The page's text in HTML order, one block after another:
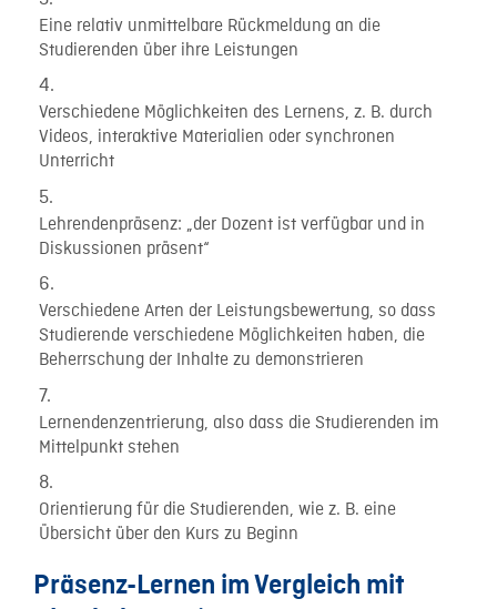
Eine relativ unmittelbare Rückmeldung an die
Studierenden über ihre Leistungen
Verschiedene Möglichkeiten des Lernens, z. B. durch
Videos, interaktive Materialien oder synchronen
Unterricht
Lehrendenpräsenz: „der Dozent ist verfügbar und in
Diskussionen präsent“
Verschiedene Arten der Leistungsbewertung, so dass
Studierende verschiedene Möglichkeiten haben, die
Beherrschung der Inhalte zu demonstrieren
Lernendenzentrierung, also dass die Studierenden im
Mittelpunkt stehen
Orientierung für die Studierenden, wie z. B. eine
Übersicht über den Kurs zu Beginn
Präsenz-Lernen im Vergleich mit